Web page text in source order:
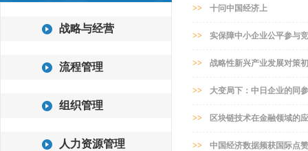
战略与经营
流程管理
组织管理
人力资源管理
>> 十问中国经济上
>> 实保障中小企业公平参与
>> 战略性新兴产业发展对策
>> 大变局下：中日企业的同
>> 区块链技术在金融领域的
>> 中国经济数据频获国际点赞